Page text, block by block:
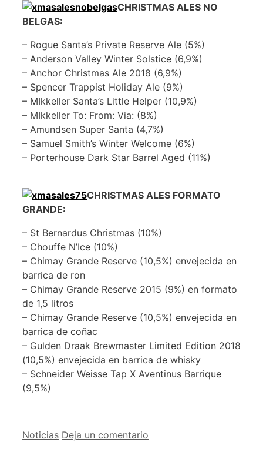
CHRISTMAS ALES NO
BELGAS:
– Rogue Santa’s Private Reserve Ale (5%)
– Anderson Valley Winter Solstice (6,9%)
– Anchor Christmas Ale 2018 (6,9%)
– Spencer Trappist Holiday Ale (9%)
– MIkkeller Santa’s Little Helper (10,9%)
– MIkkeller To: From: Via: (8%)
– Amundsen Super Santa (4,7%)
– Samuel Smith’s Winter Welcome (6%)
– Porterhouse Dark Star Barrel Aged (11%)
CHRISTMAS ALES FORMATO
GRANDE:
– St Bernardus Christmas (10%)
– Chouffe N’Ice (10%)
– Chimay Grande Reserve (10,5%) envejecida en
barrica de ron
– Chimay Grande Reserve 2015 (9%) en formato
de 1,5 litros
– Chimay Grande Reserve (10,5%) envejecida en
barrica de coñac
– Gulden Draak Brewmaster Limited Edition 2018
(10,5%) envejecida en barrica de whisky
– Schneider Weisse Tap X Aventinus Barrique
(9,5%)
Categorías
Noticias Deja un comentario